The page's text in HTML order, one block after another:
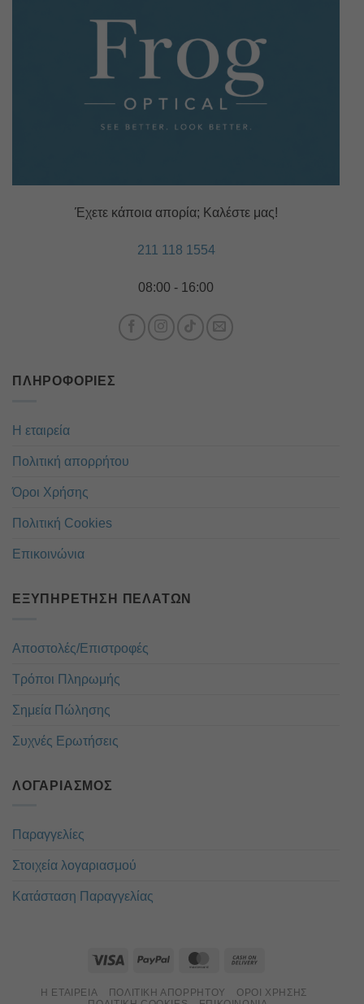
Έχετε κάποια απορία; Καλέστε μας!
211 118 1554
08:00 - 16:00
ΠΛΗΡΟΦΟΡΊΕΣ
Η εταιρεία
Πολιτική απορρήτου
Όροι Χρήσης
Πολιτική Cookies
Επικοινώνια
ΕΞΥΠΗΡΈΤΗΣΗ ΠΕΛΑΤΏΝ
Αποστολές/Επιστροφές
Τρόποι Πληρωμής
Σημεία Πώλησης
Συχνές Ερωτήσεις
ΛΟΓΑΡΙΑΣΜΌΣ
Παραγγελίες
Στοιχεία λογαριασμού
Κατάσταση Παραγγελίας
Η ΕΤΑΙΡΕΊΑ ΠΟΛΙΤΙΚΉ ΑΠΟΡΡΉΤΟΥ
ΌΡΟΙ ΧΡΉΣΗΣ